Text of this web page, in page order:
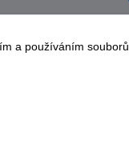
a používáním souborů